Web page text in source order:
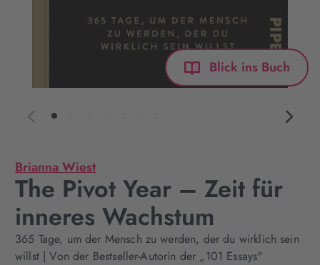
Blick ins Buch
Brianna Wiest
The Pivot Year – Zeit für
inneres Wachstum
365 Tage, um der Mensch zu werden, der du wirklich sein
willst | Von der Bestseller-Autorin der „101 Essays"